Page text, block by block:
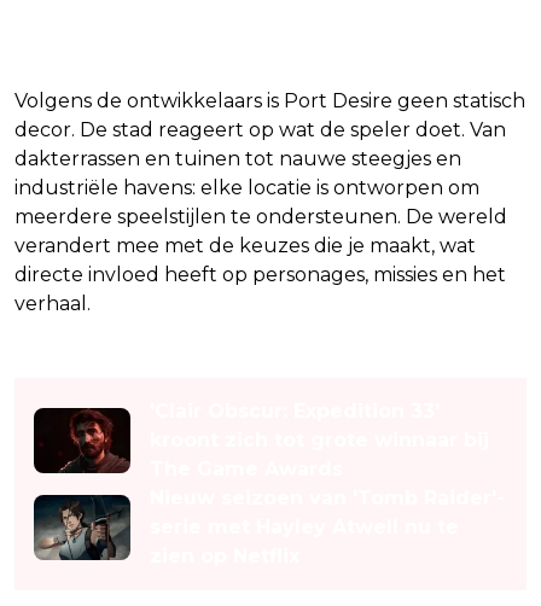
Volgens de ontwikkelaars is Port Desire geen statisch
decor. De stad reageert op wat de speler doet. Van
dakterrassen en tuinen tot nauwe steegjes en
industriële havens: elke locatie is ontworpen om
meerdere speelstijlen te ondersteunen. De wereld
verandert mee met de keuzes die je maakt, wat
directe invloed heeft op personages, missies en het
verhaal.